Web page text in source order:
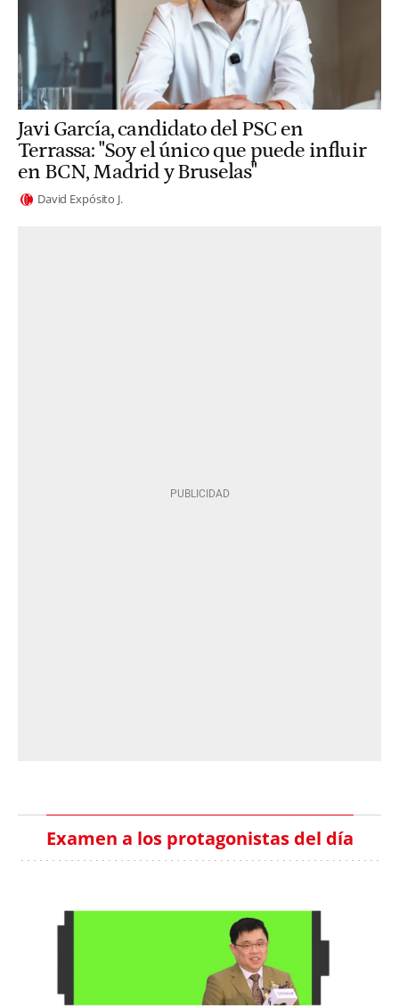
Javi García, candidato del PSC en
Terrassa: "Soy el único que puede influir
en BCN, Madrid y Bruselas"
David Expósito J.
Examen a los protagonistas del día